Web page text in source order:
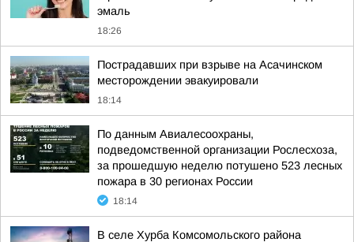
эмаль
18:26
Пострадавших при взрыве на Асачинском
месторождении эвакуировали
18:14
По данным Авиалесоохраны,
подведомственной организации Рослесхоза,
за прошедшую неделю потушено 523 лесных
пожара в 30 регионах России
18:14
В селе Хурба Комсомольского района